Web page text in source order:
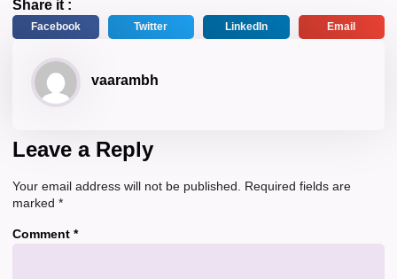
Share it :
Facebook Twitter LinkedIn Email
vaarambh
Leave a Reply
Your email address will not be published.
Required fields are
marked *
Comment *